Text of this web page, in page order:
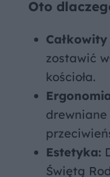
Oto
zostawić
kościoła.
Estetyka:
Świętą